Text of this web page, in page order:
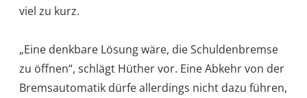
viel zu kurz.
„Eine denkbare Lösung wäre, die Schuldenbremse
zu öffnen“, schlägt Hüther vor. Eine Abkehr von der
Bremsautomatik dürfe allerdings nicht dazu führen,